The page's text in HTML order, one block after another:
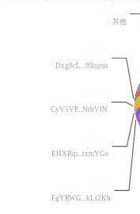
其他
Dxg9cL...99opus
CyV5VP...NrbVfN
EHXRqr...txmYGe
FgYRWG...kLt2Kh